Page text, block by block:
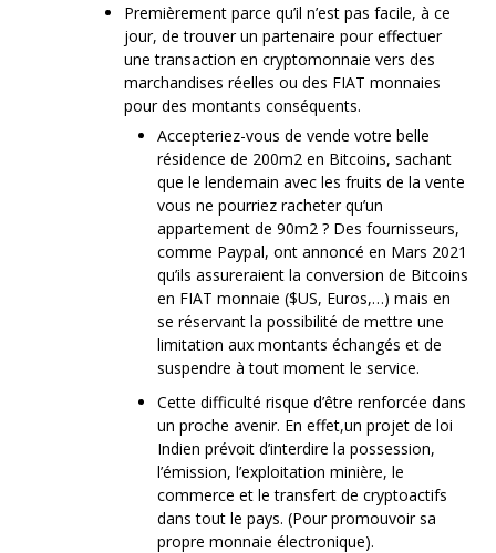
Premièrement parce qu’il n’est pas facile, à ce
jour, de trouver un partenaire pour effectuer
une transaction en cryptomonnaie vers des
marchandises réelles ou des FIAT monnaies
pour des montants conséquents.
Accepteriez-vous de vende votre belle
résidence de 200m2 en Bitcoins, sachant
que le lendemain avec les fruits de la vente
vous ne pourriez racheter qu’un
appartement de 90m2 ? Des fournisseurs,
comme Paypal, ont annoncé en Mars 2021
qu’ils assureraient la conversion de Bitcoins
en FIAT monnaie ($US, Euros,…) mais en
se réservant la possibilité de mettre une
limitation aux montants échangés et de
suspendre à tout moment le service.
Cette difficulté risque d’être renforcée dans
un proche avenir. En effet,un projet de loi
Indien prévoit d’interdire la possession,
l’émission, l’exploitation minière, le
commerce et le transfert de cryptoactifs
dans tout le pays. (Pour promouvoir sa
propre monnaie électronique).